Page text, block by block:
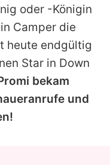
oder -Königin
Camper die
heute endgültig
Star in Down
bekam
und